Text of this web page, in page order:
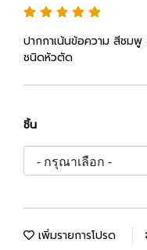
ปากกาเน้นข้อความ สีชมพู
ชนิดหัวตัด
ชิ้น
เพิ่มรายการโปรด